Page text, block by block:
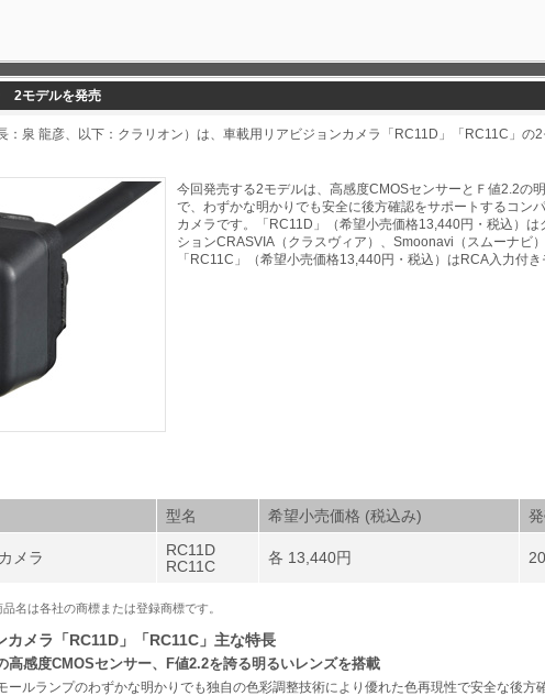
2モデルを発売
：泉 龍彦、以下：クラリオン）は、車載用リアビジョンカメラ「RC11D」「RC11C」の
今回発売する2モデルは、高感度CMOSセンサーとＦ値2.2の
で、わずかな明かりでも安全に後方確認をサポートするコン
カメラです。「RC11D」（希望小売価格13,440円・税込）は
ションCRASVIA（クラスヴィア）、Smoonavi（スムーナビ）
「RC11C」（希望小売価格13,440円・税込）はRCA入力付き
型名 希望小売価格 (税込み)
メラ
RC11D
RC11C
各 13,440円
名は各社の商標または登録商標です。
カメラ「RC11D」「RC11C」主な特長
高感度CMOSセンサー、F値2.2を誇る明るいレンズを搭載
ールランプのわずかな明かりでも独自の色彩調整技術により優れた色再現性で安全な後方